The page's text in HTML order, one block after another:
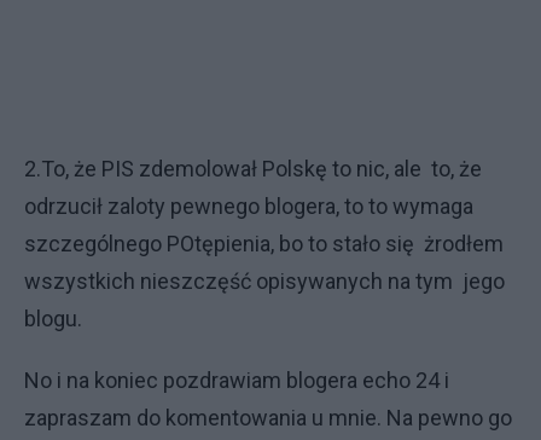
2.To, że PIS zdemolował Polskę to nic, ale to, że
odrzucił zaloty pewnego blogera, to to wymaga
szczególnego POtępienia, bo to stało się żrodłem
wszystkich nieszczęść opisywanych na tym jego
blogu.
No i na koniec pozdrawiam blogera echo 24 i
zapraszam do komentowania u mnie. Na pewno go